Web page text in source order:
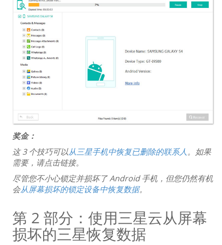
奖金：
这 3 个技巧可以从三星手机中恢复已删除的联系人。如果
需要，请点击链接。
尽管您不小心锁定并损坏了 Android 手机，但您仍然有机
会从屏幕损坏的锁定设备中恢复数据。
第 2 部分：使用三星云从屏幕
损坏的三星恢复数据